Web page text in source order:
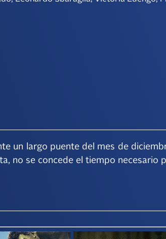
un largo puente del mes de
no se concede el tiempo necesario